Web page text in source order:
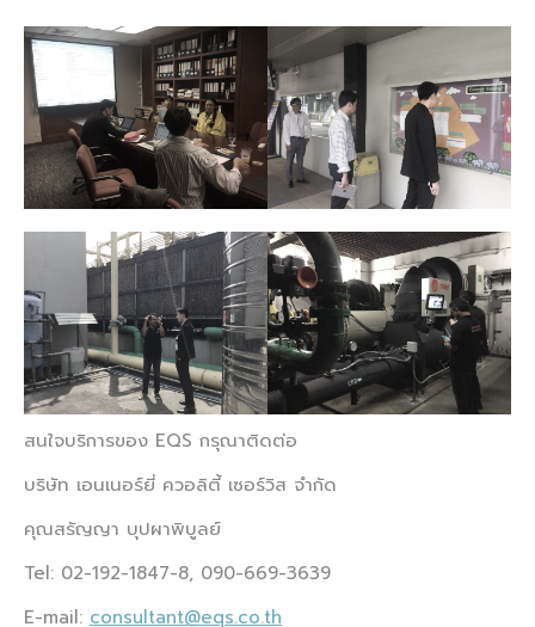
สนใจบริการของ EQS กรุณาติดต่อ
บริษัท เอนเนอร์ยี่ ควอลิตี้ เซอร์วิส จำกัด
คุณสรัญญา บุปผาพิบูลย์
Tel: 02-192-1847-8, 090-669-3639
E-mail: consultant@eqs.co.th